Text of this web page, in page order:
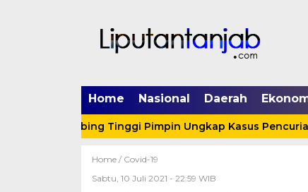
Home Nasional Daerah
Tebing Tinggi Pimpin Ungkap Kasus Pencurian Aki
Home / Covid-19
Sabtu, 10 Juli 2021 - 22:59 WIB